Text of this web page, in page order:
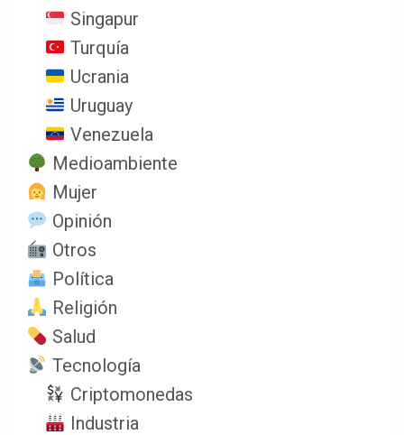
Singapur
Turquía
Ucrania
Uruguay
Venezuela
Medioambiente
Mujer
Opinión
Otros
Política
Religión
Salud
Tecnología
Criptomonedas
Industria